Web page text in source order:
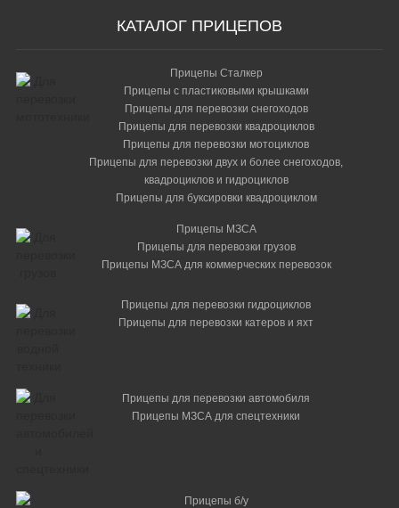
КАТАЛОГ ПРИЦЕПОВ
Прицепы Сталкер
Прицепы с пластиковыми крышками
Прицепы для перевозки снегоходов
Прицепы для перевозки квадроциклов
Прицепы для перевозки мотоциклов
Прицепы для перевозки двух и более снегоходов,
квадроциклов и гидроциклов
Прицепы для буксировки квадроциклом
Прицепы МЗСА
Прицепы для перевозки грузов
Прицепы МЗСА для коммерческих перевозок
Прицепы для перевозки гидроциклов
Прицепы для перевозки катеров и яхт
Прицепы для перевозки автомобиля
Прицепы МЗСА для спецтехники
Прицепы б/у